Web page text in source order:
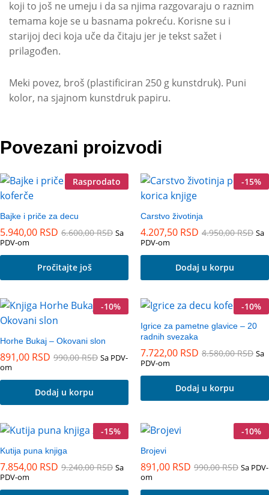
koji to još ne umeju i da sa njima razgovaraju o raznim
temama koje se u basnama pokreću. Korisne su i
starijoj deci koja uče da čitaju jer je tekst sažet i
prilagođen.
Meki povez, broš (plastificiran 250 g kunstdruk). Puni
kolor, na sjajnom kunstdruk papiru.
Povezani proizvodi
Rasprodato
Bajke i priče za decu
5.940,00 RSD 6.600,00RSD Sa
PDV-om
Pročitajte još
-15%
Carstvo životinja
4.207,50 RSD 4.950,00RSD Sa
PDV-om
Dodaj u korpu
-10%
Horhe Bukaj – Okovani slon
891,00 RSD 990,00RSD Sa PDV-
om
Dodaj u korpu
-10%
Igrice za pametne glavice – 20
radnih svezaka
7.722,00 RSD 8.580,00RSD Sa
PDV-om
Dodaj u korpu
-15%
Kutija puna knjiga
7.854,00 RSD 9.240,00RSD Sa
PDV-om
-10%
Brojevi
891,00 RSD 990,00RSD Sa PDV-
om